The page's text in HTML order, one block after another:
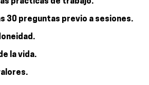
30 preguntas previo a sesiones.
la vida.